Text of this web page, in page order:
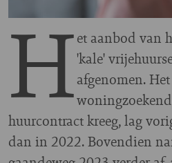
Het aanbod van
'kale'
afgenomen.
huurcontract kreeg, lag
dan in 2022. Bovendien